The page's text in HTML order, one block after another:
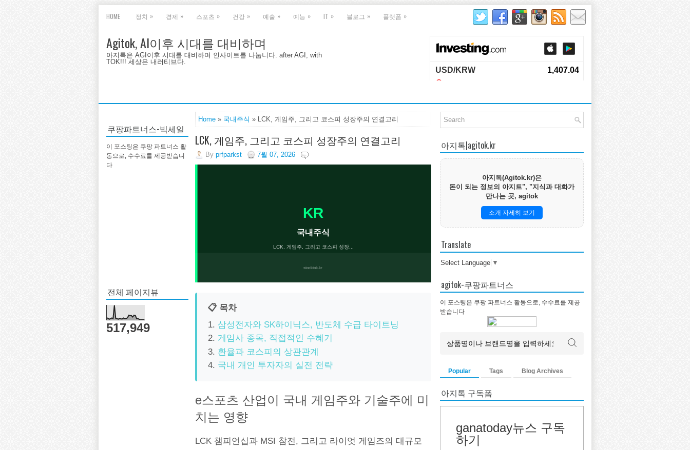
HOME 정치 » 경제 » 스포츠 » 건강 » 예술 » 예능 » IT » 블로그 » 플랫폼 »
Agitok, AI이후 시대를 대비하며
아지톡은 AGI이후 시대를 대비하며 인사이트를 나눕니다. after AGI, with
TOK!!! 세상은 내러티브다.
쿠팡파트너스-빅세일
이 포스팅은 쿠팡 파트너스 활
동으로, 수수료를 제공받습니
다
전체 페이지뷰
517,949
Home » 국내주식 » LCK, 게임주, 그리고 코스피 성장주의 연결고리
LCK, 게임주, 그리고 코스피 성장주의 연결고리
By prfparkst 7월 07, 2026
KR
국내주식
LCK, 게임주, 그리고 코스피 성장...
stocktok.kr
📋 목차
삼성전자와 SK하이닉스, 반도체 수급 타이트닝
게임사 종목, 직접적인 수혜기
환율과 코스피의 상관관계
국내 개인 투자자의 실전 전략
e스포츠 산업이 국내 게임주와 기술주에 미
치는 영향
LCK 챔피언십과 MSI 참전, 그리고 라이엇 게임즈의 대규모
아지톡|agitok.kr
아지톡(Agitok.kr)은
돈이 되는 정보의 아지트", "지식과 대화가
만나는 곳, agitok
소개 자세히 보기
Translate
Select Language ▼
agitok-쿠팡파트너스
이 포스팅은 쿠팡 파트너스 활동으로, 수수료를 제공
받습니다
Popular Tags Blog Archives
아지톡 구독폼
ganatoday뉴스 구독
하기